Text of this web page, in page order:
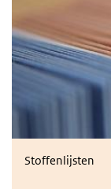
Stoffenlijsten